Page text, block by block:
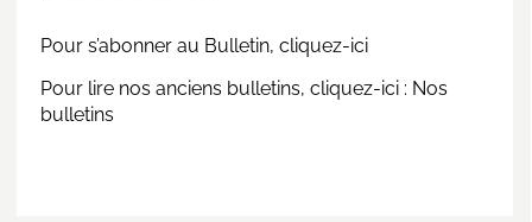
Pour s’abonner au Bulletin, cliquez-ici
Pour lire nos anciens bulletins, cliquez-ici : Nos
bulletins